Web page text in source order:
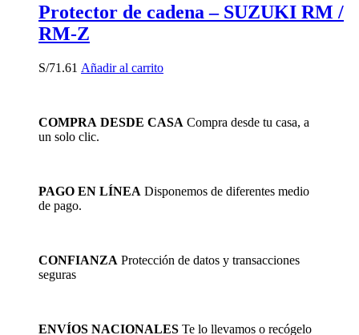
Protector de cadena – SUZUKI RM /
RM-Z
S/71.61 Añadir al carrito
COMPRA DESDE CASA Compra desde tu casa, a
un solo clic.
PAGO EN LÍNEA Disponemos de diferentes medio
de pago.
CONFIANZA Protección de datos y transacciones
seguras
ENVÍOS NACIONALES Te lo llevamos o recógelo